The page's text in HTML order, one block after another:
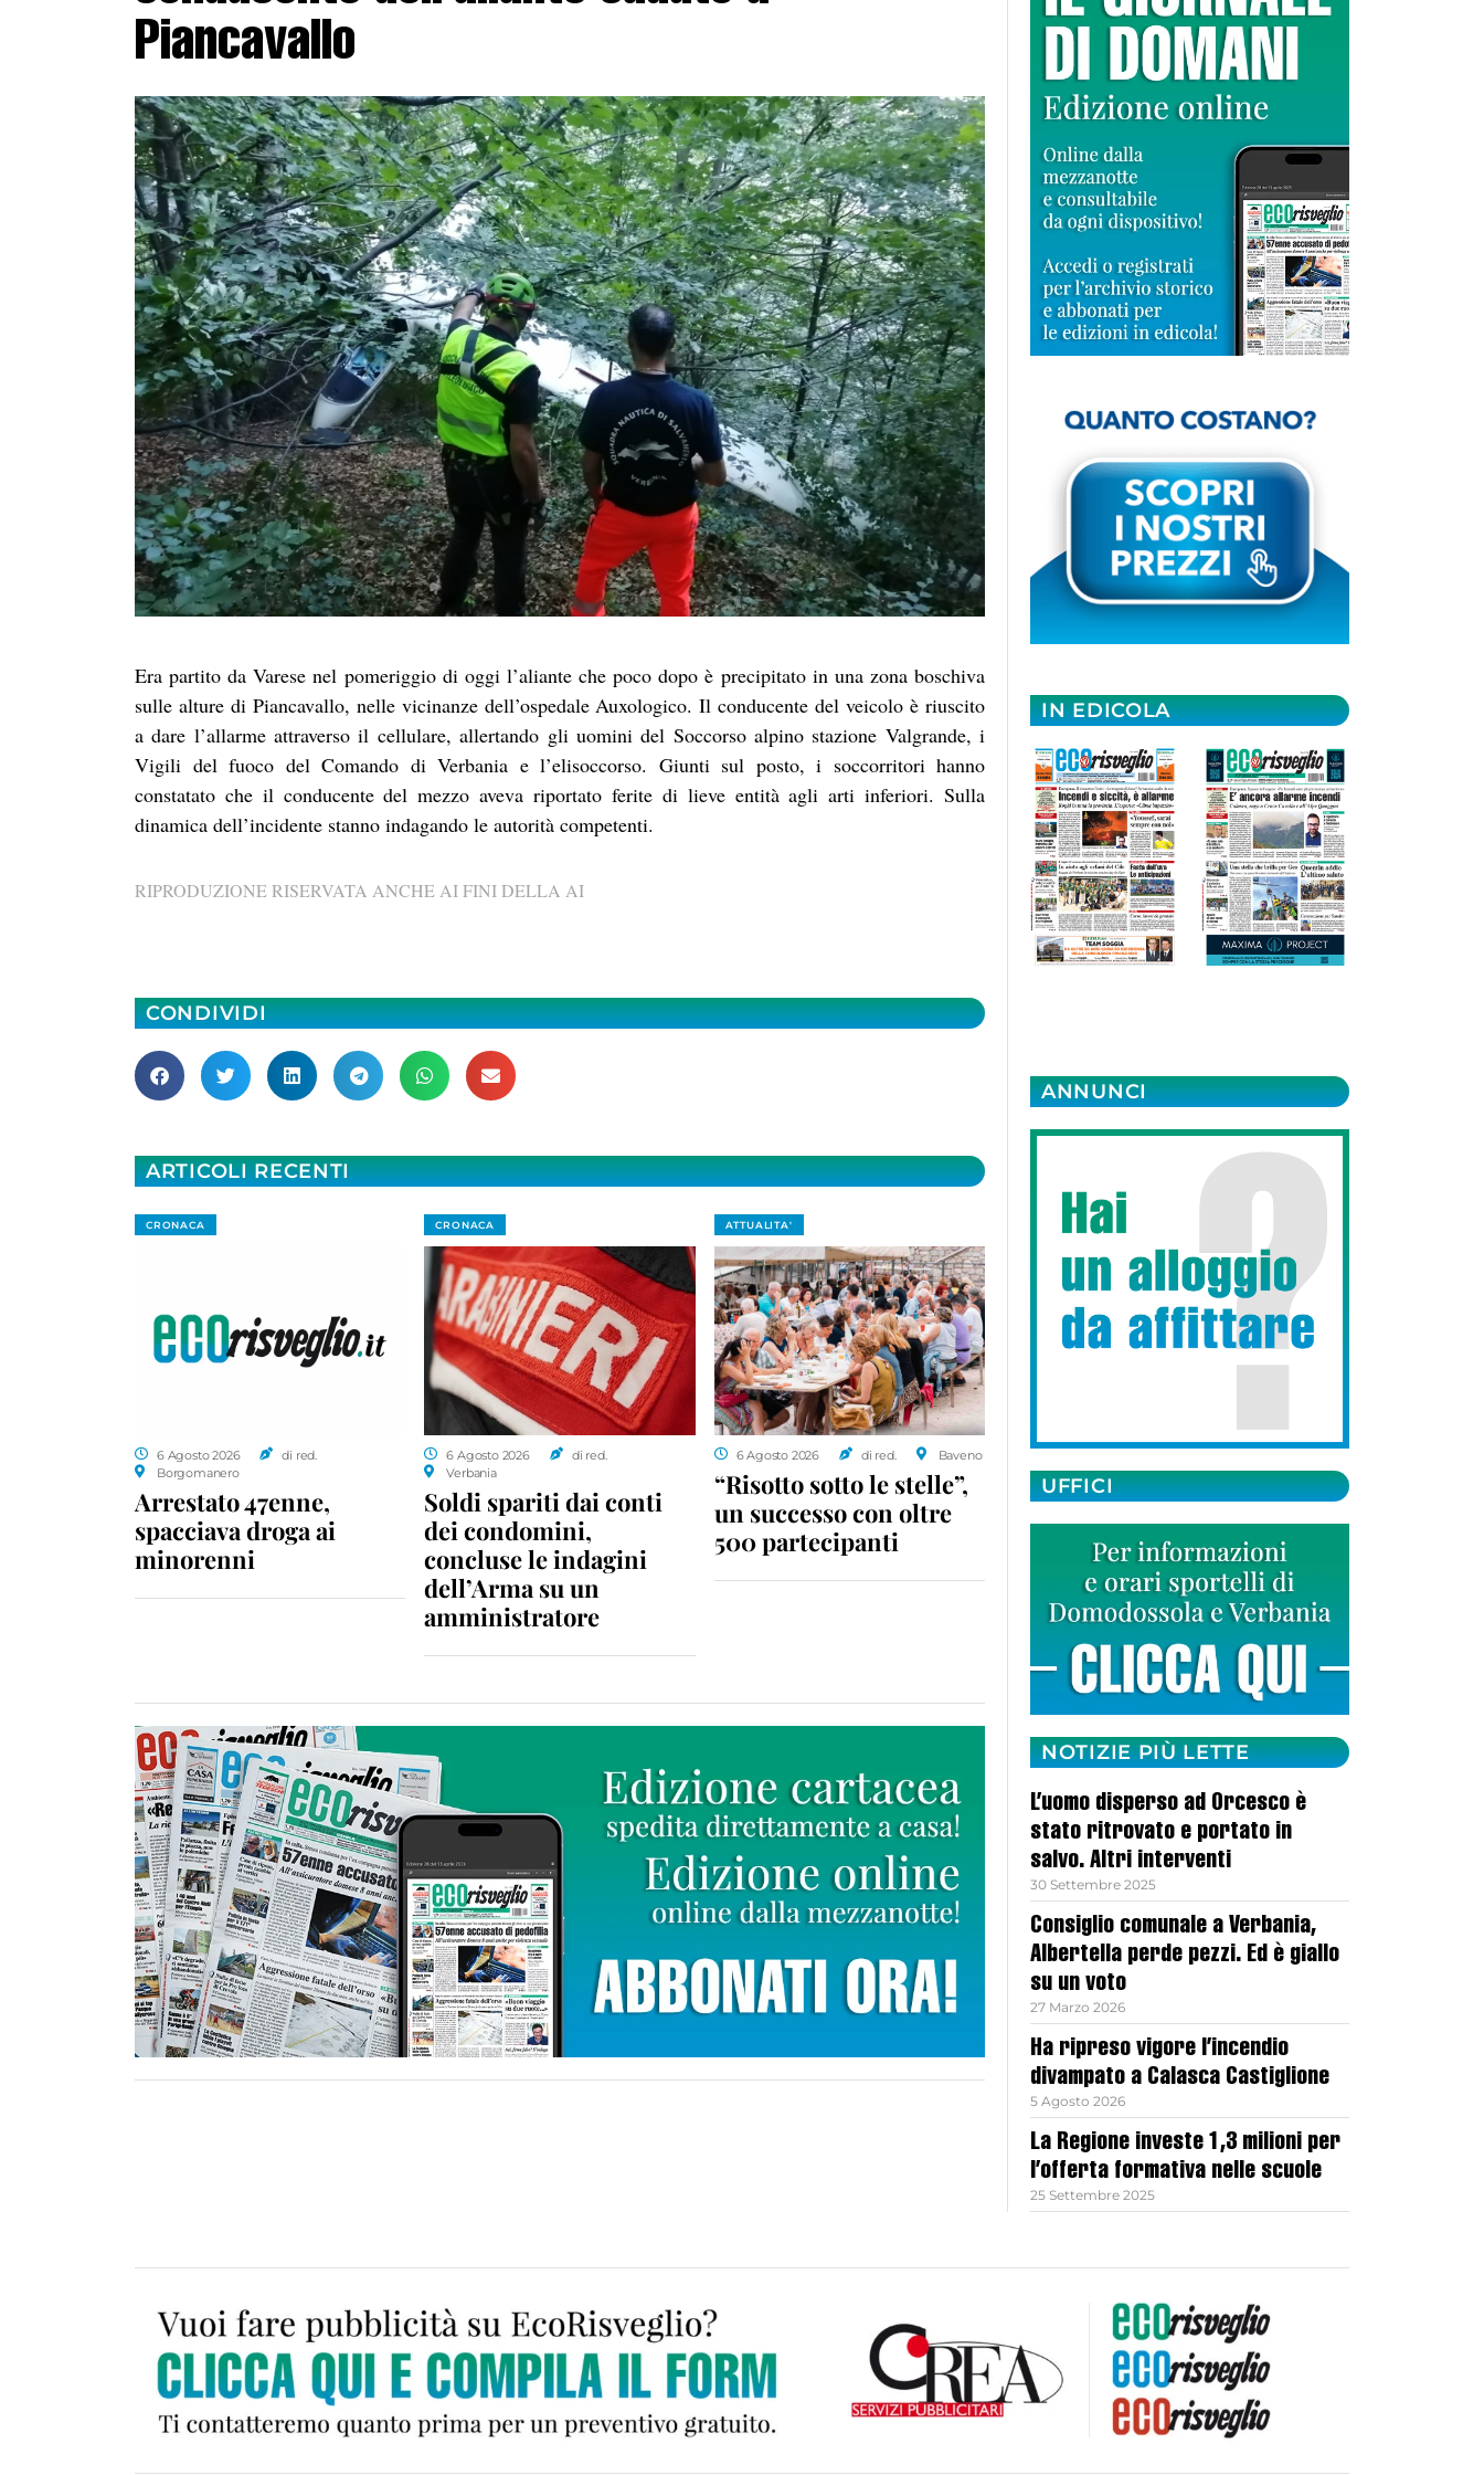
Piancavallo
Era partito da Varese nel pomeriggio di oggi l’aliante che poco dopo è precipitato in una zona boschiva
sulle alture di Piancavallo, nelle vicinanze dell’ospedale Auxologico. Il conducente del veicolo è riuscito
a dare l’allarme attraverso il cellulare, allertando gli uomini del Soccorso alpino stazione Valgrande, i
Vigili del fuoco del Comando di Verbania e l’elisoccorso. Giunti sul posto, i soccorritori hanno
constatato che il conducente del mezzo aveva riportato ferite di lieve entità agli arti inferiori. Sulla
dinamica dell’incidente stanno indagando le autorità competenti.
RIPRODUZIONE RISERVATA ANCHE AI FINI DELLA AI
CONDIVIDI
ARTICOLI RECENTI
CRONACA
6 Agosto 2026
di red.
Borgomanero
Arrestato 47enne,
spacciava droga ai
minorenni
CRONACA
6 Agosto 2026
di red.
Verbania
Soldi spariti dai conti
dei condomini,
concluse le indagini
dell’Arma su un
amministratore
ATTUALITA'
6 Agosto 2026 di red. Baveno
“Risotto sotto le stelle”,
un successo con oltre
500 partecipanti
IN EDICOLA
ANNUNCI
UFFICI
NOTIZIE PIÙ LETTE
L’uomo disperso ad Orcesco è
stato ritrovato e portato in
salvo. Altri interventi
30 Settembre 2025
Consiglio comunale a Verbania,
Albertella perde pezzi. Ed è giallo
su un voto
27 Marzo 2026
Ha ripreso vigore l’incendio
divampato a Calasca Castiglione
5 Agosto 2026
La Regione investe 1,3 milioni per
l’offerta formativa nelle scuole
25 Settembre 2025